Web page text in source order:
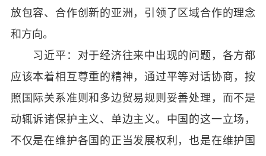
放包容、合作创新的亚洲，引领了区域合作的理念
和方向。
习近平：对于经济往来中出现的问题，各方都
应该本着相互尊重的精神，通过平等对话协商，按
照国际关系准则和多边贸易规则妥善处理，而不是
动辄诉诸保护主义、单边主义。中国的这一立场，
不仅是在维护各国的正当发展权利，也是在维护国